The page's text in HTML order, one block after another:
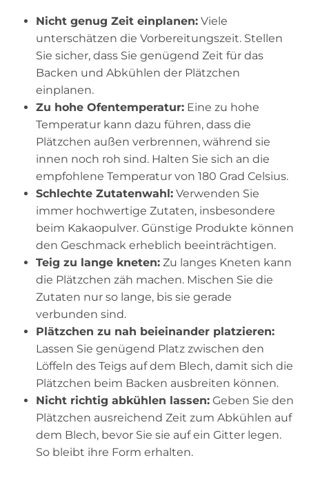
Nicht genug Zeit einplanen: Viele
unterschätzen die Vorbereitungszeit. Stellen
Sie sicher, dass Sie genügend Zeit für das
Backen und Abkühlen der Plätzchen
einplanen.
Zu hohe Ofentemperatur: Eine zu hohe
Temperatur kann dazu führen, dass die
Plätzchen außen verbrennen, während sie
innen noch roh sind. Halten Sie sich an die
empfohlene Temperatur von 180 Grad Celsius.
Schlechte Zutatenwahl: Verwenden Sie
immer hochwertige Zutaten, insbesondere
beim Kakaopulver. Günstige Produkte können
den Geschmack erheblich beeinträchtigen.
Teig zu lange kneten: Zu langes Kneten kann
die Plätzchen zäh machen. Mischen Sie die
Zutaten nur so lange, bis sie gerade
verbunden sind.
Plätzchen zu nah beieinander platzieren:
Lassen Sie genügend Platz zwischen den
Löffeln des Teigs auf dem Blech, damit sich die
Plätzchen beim Backen ausbreiten können.
Nicht richtig abkühlen lassen: Geben Sie den
Plätzchen ausreichend Zeit zum Abkühlen auf
dem Blech, bevor Sie sie auf ein Gitter legen.
So bleibt ihre Form erhalten.